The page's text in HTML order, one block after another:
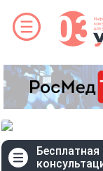
Бесплатная